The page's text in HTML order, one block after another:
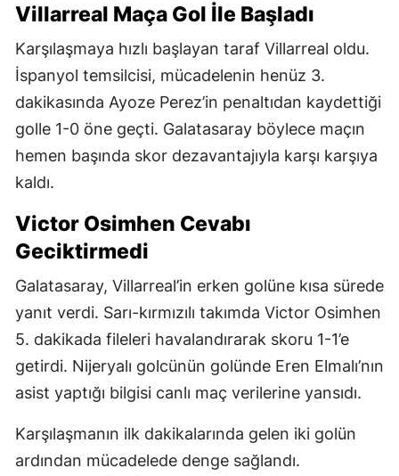
Villarreal Maça Gol İle Başladı
Karşılaşmaya hızlı başlayan taraf Villarreal oldu.
İspanyol temsilcisi, mücadelenin henüz 3.
dakikasında Ayoze Perez’in penaltıdan kaydettiği
golle 1-0 öne geçti. Galatasaray böylece maçın
hemen başında skor dezavantajıyla karşı karşıya
kaldı.
Victor Osimhen Cevabı
Geciktirmedi
Galatasaray, Villarreal’in erken golüne kısa sürede
yanıt verdi. Sarı-kırmızılı takımda Victor Osimhen
5. dakikada fileleri havalandırarak skoru 1-1’e
getirdi. Nijeryalı golcünün golünde Eren Elmalı’nın
asist yaptığı bilgisi canlı maç verilerine yansıdı.
Karşılaşmanın ilk dakikalarında gelen iki golün
ardından mücadelede denge sağlandı.